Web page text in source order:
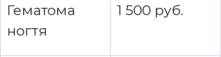
Гематома
ногтя
1 500 руб.